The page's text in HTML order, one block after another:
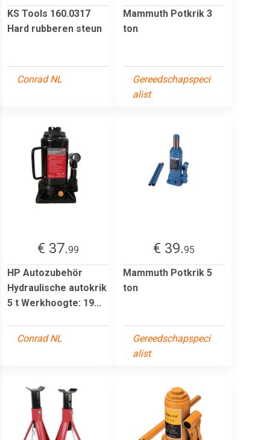
KS Tools 160.0317
Hard rubberen steun
Conrad NL
Mammuth Potkrik 3
ton
Gereedschapspeci
alist
€ 37.99
HP Autozubehör
Hydraulische autokrik
5 t Werkhoogte: 19...
Conrad NL
€ 39.95
Mammuth Potkrik 5
ton
Gereedschapspeci
alist